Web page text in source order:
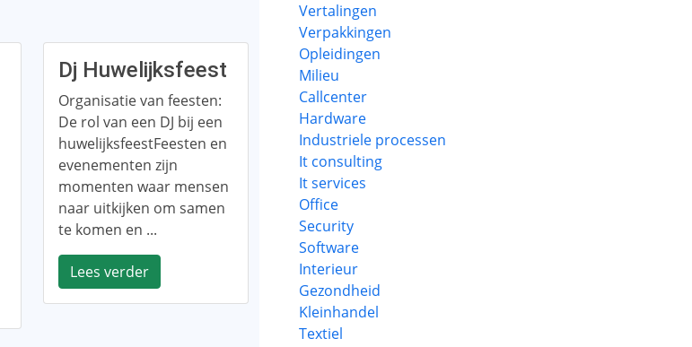
Dj Huwelijksfeest
Organisatie van feesten:
De rol van een DJ bij een
huwelijksfeestFeesten en
evenementen zijn
momenten waar mensen
naar uitkijken om samen
te komen en ...
Lees verder
Vertalingen
Verpakkingen
Opleidingen
Milieu
Callcenter
Hardware
Industriele processen
It consulting
It services
Office
Security
Software
Interieur
Gezondheid
Kleinhandel
Textiel